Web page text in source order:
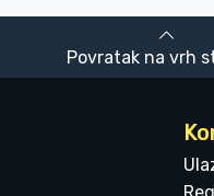
Povratak na vrh